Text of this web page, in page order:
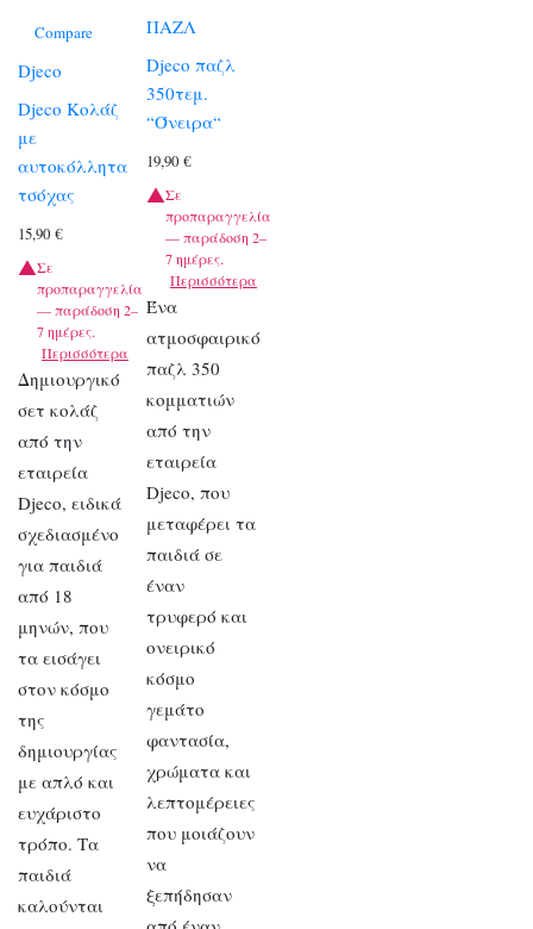
Compare
Djeco
Djeco Κολάζ
με
αυτοκόλλητα
τσόχας
15,90 €
Σε
προπαραγγελία
— παράδοση 2–
7 ημέρες.
Περισσότερα
Δημιουργικό
σετ κολάζ
από την
εταιρεία
Djeco, ειδικά
σχεδιασμένο
για παιδιά
από 18
μηνών, που
τα εισάγει
στον κόσμο
της
δημιουργίας
με απλό και
ευχάριστο
τρόπο. Τα
παιδιά
καλούνται
ΠΑΖΛ
Djeco παζλ
350τεμ.
“Όνειρα“
19,90€
Σε
προπαραγγελία
— παράδοση 2–
7 ημέρες.
Περισσότερα
Ένα
ατμοσφαιρικό
παζλ 350
κομματιών
από την
εταιρεία
Djeco, που
μεταφέρει τα
παιδιά σε
έναν
τρυφερό και
ονειρικό
κόσμο
γεμάτο
φαντασία,
χρώματα και
λεπτομέρειες
που μοιάζουν
να
ξεπήδησαν